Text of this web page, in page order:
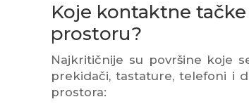
Koje kontaktne
prostoru?
Najkritičnije su površine koje
prekidači, tastature, telefoni i
prostora: